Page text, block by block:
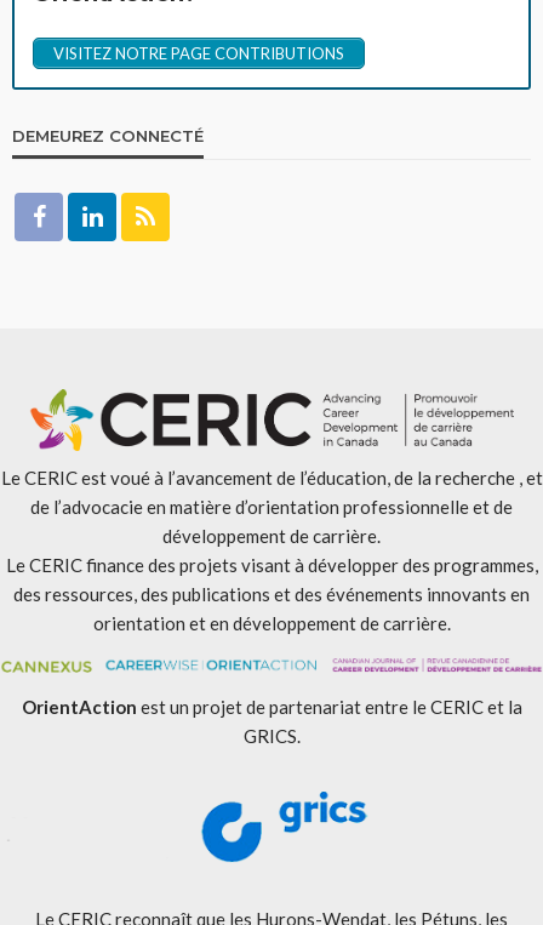
VISITEZ NOTRE PAGE CONTRIBUTIONS
DEMEUREZ CONNECTÉ
Le CERIC est voué à l’avancement de l’éducation, de la recherche , et
de l’advocacie en matière d’orientation professionnelle et de
développement de carrière.
Le CERIC finance des projets visant à développer des programmes,
des ressources, des publications et des événements innovants en
orientation et en développement de carrière.
OrientAction est un projet de partenariat entre le CERIC et la
GRICS.
Le CERIC reconnaît que les Hurons-Wendat, les Pétuns, les